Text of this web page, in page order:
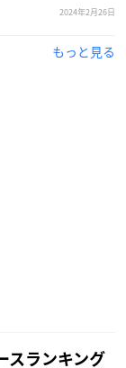
2024年2月26日
もっと見る
スランキング